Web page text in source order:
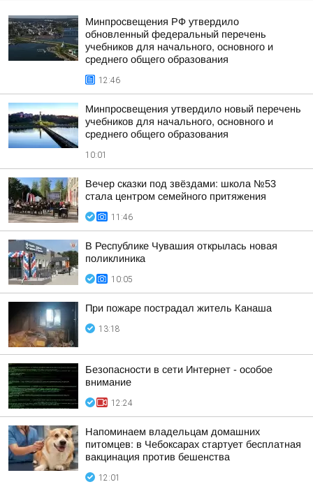
Минпросвещения РФ утвердило
обновленный федеральный перечень
учебников для начального, основного и
среднего общего образования
12:46
Минпросвещения утвердило новый перечень
учебников для начального, основного и
среднего общего образования
10:01
Вечер сказки под звёздами: школа №53
стала центром семейного притяжения
11:46
В Республике Чувашия открылась новая
поликлиника
10:05
При пожаре пострадал житель Канаша
13:18
Безопасности в сети Интернет - особое
внимание
12:24
Напоминаем владельцам домашних
питомцев: в Чебоксарах стартует бесплатная
вакцинация против бешенства
12:01